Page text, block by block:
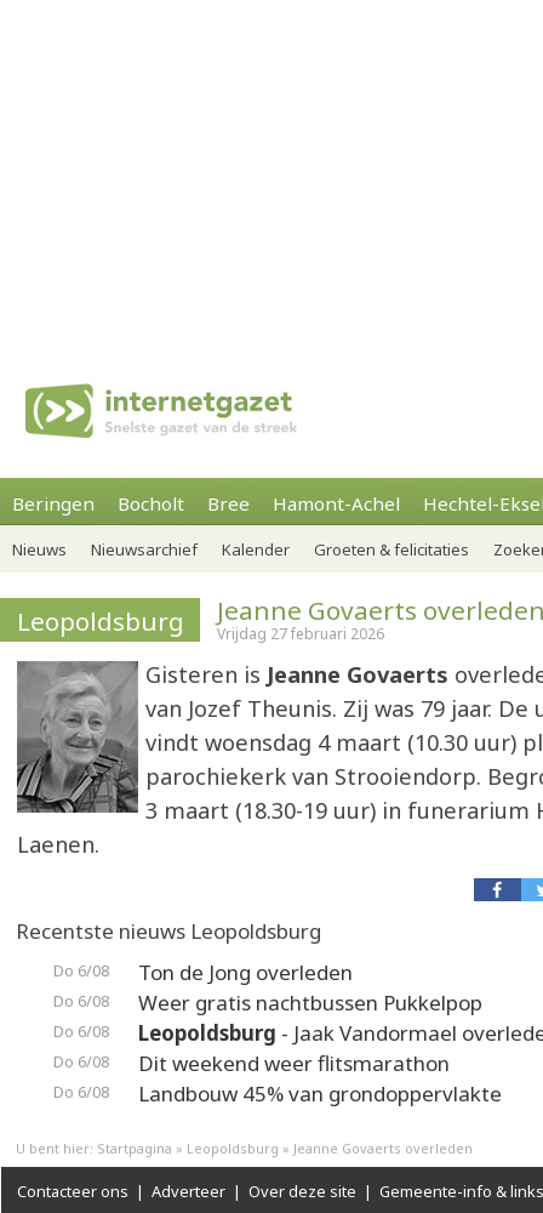
Beringen Bocholt Bree Hamont-Achel Hechtel-
Nieuws Nieuwsarchief Kalender Groeten & felicitaties
Leopoldsburg Jeanne Govaerts
Vrijdag 27 februari 2026
Gisteren is Jeanne Govaerts
van Jozef Theunis. Zij was 79 jaar.
vindt woensdag 4 maart (10.30 uur)
parochiekerk van Strooiendorp.
3 maart (18.30-19 uur) in funerarium
Laenen.
Recentste nieuws Leopoldsburg
Do 6/08 Ton de Jong overleden
Do 6/08 Weer gratis nachtbussen Pukkelpop
Do 6/08 Leopoldsburg - Jaak Vandormael
Do 6/08 Dit weekend weer flitsmarathon
Do 6/08 Landbouw 45% van grondoppervlakte
U bent hier: Startpagina » Leopoldsburg » Jeanne Govaerts overleden
Contacteer ons | Adverteer | Over deze site | Gemeente-info & links